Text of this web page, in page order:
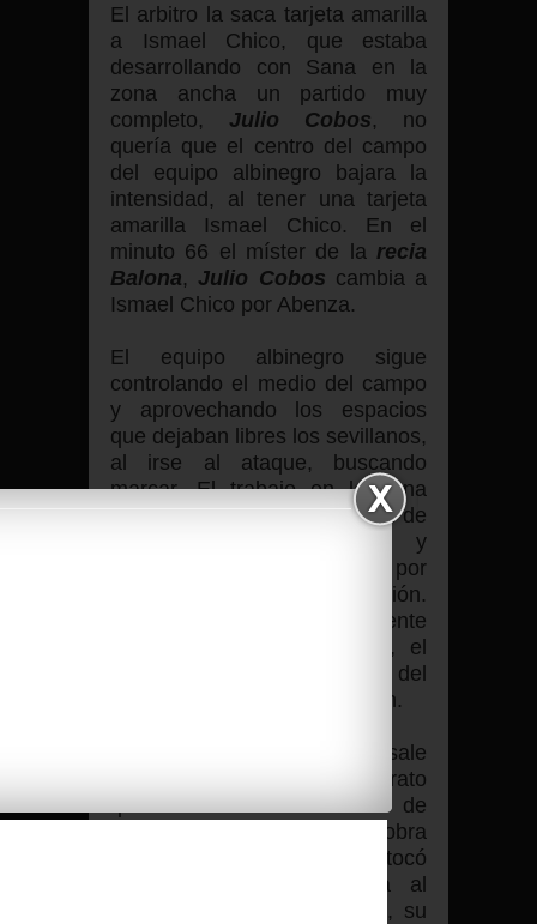
El arbitro la saca tarjeta amarilla
a Ismael Chico, que estaba
desarrollando con Sana en la
zona ancha un partido muy
completo, Julio Cobos, no
quería que el centro del campo
del equipo albinegro bajara la
intensidad, al tener una tarjeta
amarilla Ismael Chico. En el
minuto 66 el míster de la recia
Balona, Julio Cobos cambia a
Ismael Chico por Abenza.
El equipo albinegro sigue
controlando el medio del campo
y aprovechando los espacios
que dejaban libres los sevillanos,
al irse al ataque, buscando
marcar. El trabajo en la zona
ancha perfecto, con un Sana de
líder, robando balones y
sacrificándose mucho, por
mantener el nivel y la presión.
Abenza cumplió perfectamente
la misión de Ismael Chico, el
equipo no noto la ausencia del
de La Línea de la Concepción.
En el minuto 71 Stoischkov, sale
y entra Wilson Cuero, en el rato
que estuvo en el terreno de
juego, demostró que le sobra
calidad, la primera vez que tocó
el balón, puso a prueba al
portero del equipo sevillano, su